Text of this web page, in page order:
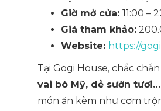
Giờ mở cửa: 11:00 –
Giá tham khảo:
Website: https://
Tại Gogi House, chắc
vai bò Mỹ, dẻ sườn tươi…
món ăn kèm như cơm